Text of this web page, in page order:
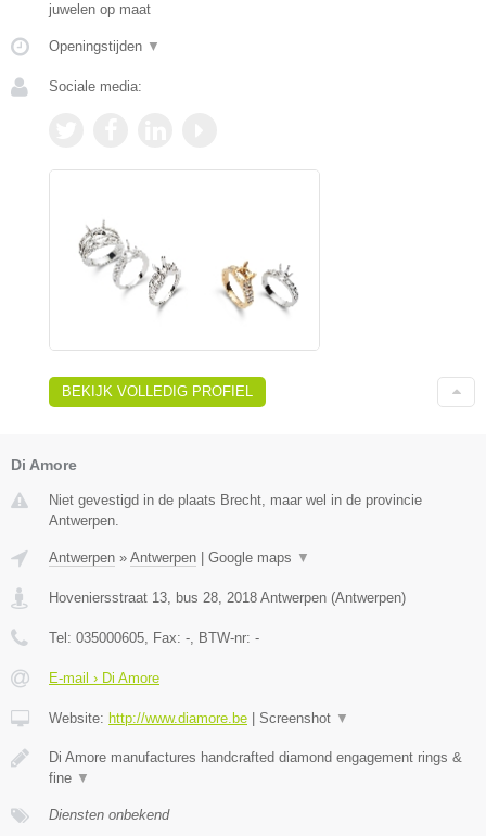
juwelen op maat
Openingstijden ▼
Sociale media:
BEKIJK VOLLEDIG PROFIEL
Di Amore
Niet gevestigd in de plaats Brecht, maar wel in de provincie
Antwerpen.
Antwerpen » Antwerpen | Google maps ▼
Hoveniersstraat 13, bus 28 2018 Antwerpen (Antwerpen)
Tel: 035000605 , Fax: - , BTW-nr: -
E-mail › Di Amore
Website: http://www.diamore.be | Screenshot ▼
Di Amore manufactures handcrafted diamond engagement rings &
fine ▼
Diensten onbekend